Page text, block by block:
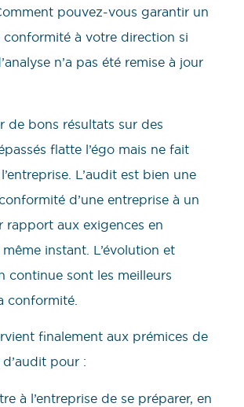
pouvez-vous garantir un
à votre direction si
n’a pas été remise à jour
de bons résultats sur des
flatte l’égo mais ne fait
L’audit est bien une
d’une entreprise à un
rapport aux exigences en
instant. L’évolution et
continue sont les meilleurs
conformité.
finalement aux prémices de
pour :
à l’entreprise de se préparer, en